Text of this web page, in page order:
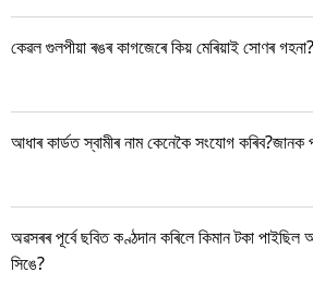
কেৱল গুলপীয়া ৰঙৰ কাগজেৰে কিয় মেৰিয়াই সোণৰ গহনা?
আধাৰ কাৰ্ডত স্বামীৰ নাম কেনেকৈ সংযোগ কৰিব?জানক
অৱসৰৰ পূৰ্বে ছবিত কণ্ঠদান কৰিলে কিমান টকা পাইছিল
সিঙে?